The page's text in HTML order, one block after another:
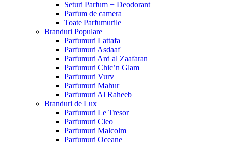
Seturi Parfum + Deodorant
Parfum de camera
Toate Parfumurile
Branduri Populare
Parfumuri Lattafa
Parfumuri Asdaaf
Parfumuri Ard al Zaafaran
Parfumuri Chic’n Glam
Parfumuri Vurv
Parfumuri Mahur
Parfumuri Al Raheeb
Branduri de Lux
Parfumuri Le Tresor
Parfumuri Cleo
Parfumuri Malcolm
Parfumuri Oceane